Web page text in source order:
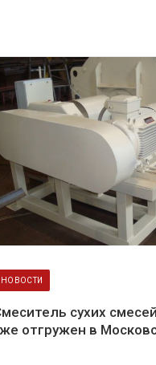
НОВОСТИ
сухих
отгружен в